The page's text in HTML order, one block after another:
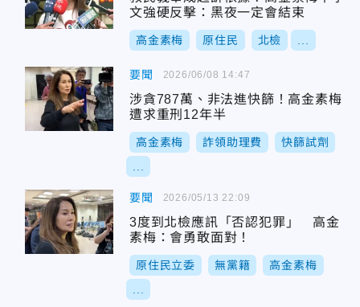
文強硬反擊：黑夜一定會結束
高金素梅 原住民 北檢
要聞
涉貪787萬、非法進快篩！高金素梅
遭求重刑12年半
高金素梅 詐領助理費 快篩試劑
2026/06/08 14:47
要聞
3度到北檢應訊「否認犯罪」 高金
素梅：會勇敢面對！
原住民立委 無黨籍 高金素梅
2026/05/13 22:09